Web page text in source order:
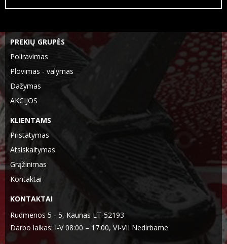
PREKIŲ GRUPĖS
Poliravimas
Plovimas - valymas
Dažymas
AKCIJOS
KLIENTAMS
Pristatymas
Atsiskaitymas
Grąžinimas
Kontaktai
KONTAKTAI
Rudmenos 5 - 5, Kaunas LT-52193
Darbo laikas: I-V 08:00 – 17:00, VI-VII Nedirbame